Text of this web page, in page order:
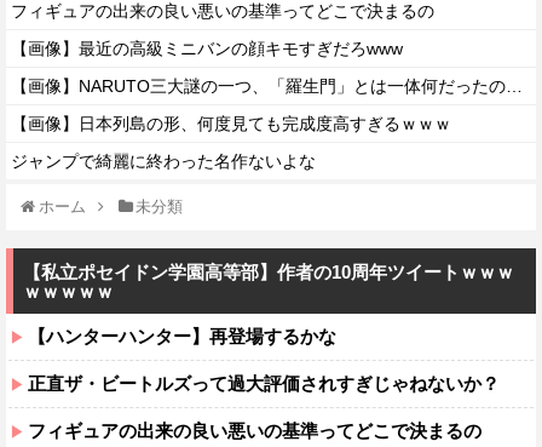
フィギュアの出来の良い悪いの基準ってどこで決まるの
【画像】最近の高級ミニバンの顔キモすぎだろwww
【画像】日本列島の形、何度見ても完成度高すぎるｗｗｗ
ジャンプで綺麗に終わった名作ないよな
ホーム 未分類
【私立ポセイドン学園高等部】作者の10周年ツイートｗｗｗ
ｗｗｗｗｗ
【ハンターハンター】再登場するかな
正直ザ・ビートルズって過大評価されすぎじゃねないか？
フィギュアの出来の良い悪いの基準ってどこで決まるの